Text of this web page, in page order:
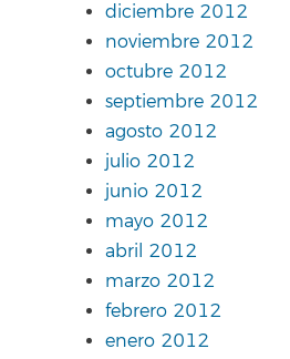
diciembre 2012
noviembre 2012
octubre 2012
septiembre 2012
agosto 2012
julio 2012
junio 2012
mayo 2012
abril 2012
marzo 2012
febrero 2012
enero 2012